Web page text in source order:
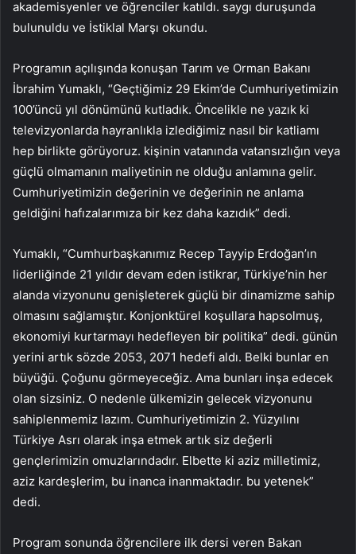
akademisyenler ve öğrenciler katıldı. saygı duruşunda
bulunuldu ve İstiklal Marşı okundu.
Programın açılışında konuşan Tarım ve Orman Bakanı
İbrahim Yumaklı, “Geçtiğimiz 29 Ekim’de Cumhuriyetimizin
100’üncü yıl dönümünü kutladık. Öncelikle ne yazık ki
televizyonlarda hayranlıkla izlediğimiz nasıl bir katliamı
hep birlikte görüyoruz. kişinin vatanında vatansızlığın veya
güçlü olmamanın maliyetinin ne olduğu anlamına gelir.
Cumhuriyetimizin değerinin ve değerinin ne anlama
geldiğini hafızalarımıza bir kez daha kazıdık” dedi.
Yumaklı, “Cumhurbaşkanımız Recep Tayyip Erdoğan’ın
liderliğinde 21 yıldır devam eden istikrar, Türkiye’nin her
alanda vizyonunu genişleterek güçlü bir dinamizme sahip
olmasını sağlamıştır. Konjonktürel koşullara hapsolmuş,
ekonomiyi kurtarmayı hedefleyen bir politika” dedi. günün
yerini artık sözde 2053, 2071 hedefi aldı. Belki bunlar en
büyüğü. Çoğunu görmeyeceğiz. Ama bunları inşa edecek
olan sizsiniz. O nedenle ülkemizin gelecek vizyonunu
sahiplenmemiz lazım. Cumhuriyetimizin 2. Yüzyılını
Türkiye Asrı olarak inşa etmek artık siz değerli
gençlerimizin omuzlarındadır. Elbette ki aziz milletimiz,
aziz kardeşlerim, bu inanca inanmaktadır. bu yetenek”
dedi.
Program sonunda öğrencilere ilk dersi veren Bakan